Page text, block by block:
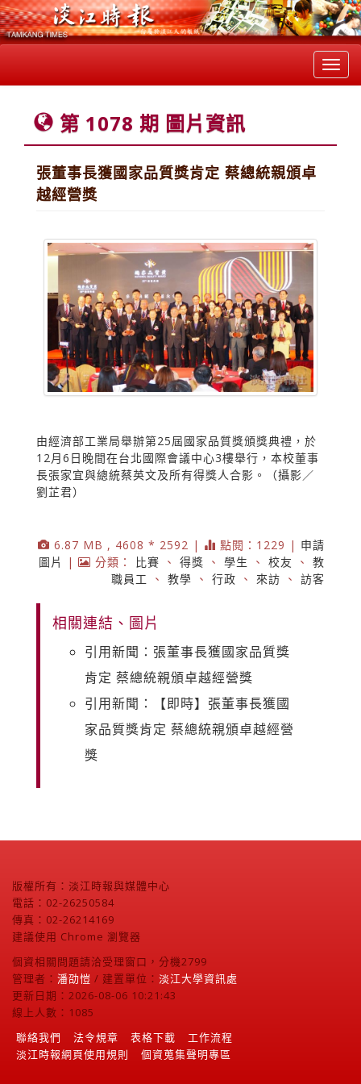
第 1078 期 圖片資訊
張董事長獲國家品質獎肯定 蔡總統親頒卓
越經營獎
由經濟部工業局舉辦第25屆國家品質獎頒獎典禮，於
12月6日晚間在台北國際會議中心3樓舉行，本校董事
長張家宜與總統蔡英文及所有得獎人合影。（攝影／
劉芷君）
6.87 MB , 4608 * 2592 | 點閱：1229 | 申請
圖片
| 分類： 比賽 、 得獎 、 學生 、 校友 、 教
職員工
、 教學 、 行政 、 來訪 、 訪客
相關連結、圖片
引用新聞：張董事長獲國家品質獎
肯定 蔡總統親頒卓越經營獎
引用新聞：【即時】張董事長獲國
家品質獎肯定 蔡總統親頒卓越經營
獎
版權所有：淡江時報與媒體中心
電話：02-26250584
傳真：02-26214169
建議使用 Chrome 瀏覽器
個資相關問題請洽受理窗口，分機2799
管理者： 潘劭愷 / 建置單位： 淡江大學資訊處
更新日期：2026-08-06 10:21:43
線上人數：1085
聯絡我們
法令規章 表格下載
工作流程
淡江時報網頁使用規則
個資蒐集聲明專區